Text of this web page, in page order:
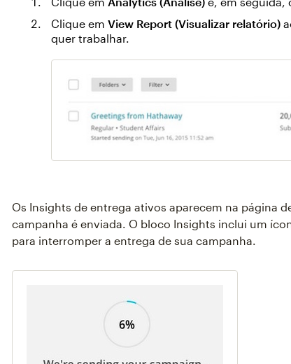
Clique emView Report (Visualizar relatório)
quer trabalhar.
Os Insights de entrega ativos aparecem na página
campanha é enviada. O bloco Insights inclui um
para interromper a entrega de sua campanha.